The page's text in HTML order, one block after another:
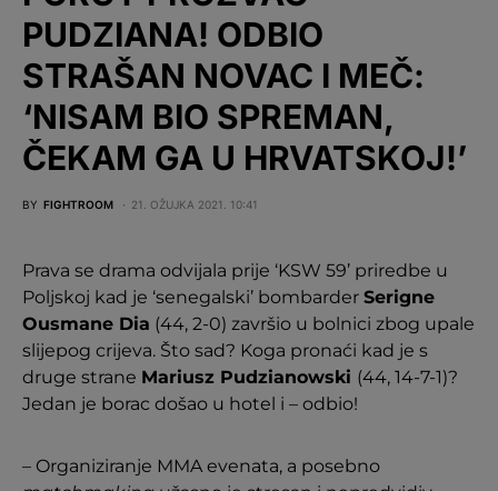
PUDZIANA! ODBIO
STRAŠAN NOVAC I MEČ:
‘NISAM BIO SPREMAN,
ČEKAM GA U HRVATSKOJ!’
BY FIGHTROOM 21. OŽUJKA 2021. 10:41
Prava se drama odvijala prije ‘KSW 59’ priredbe u
Poljskoj kad je ‘senegalski’ bombarder Serigne
Ousmane Dia (44, 2-0) završio u bolnici zbog upale
slijepog crijeva. Što sad? Koga pronaći kad je s
druge strane Mariusz Pudzianowski (44, 14-7-1)?
Jedan je borac došao u hotel i – odbio!
– Organiziranje MMA evenata, a posebno